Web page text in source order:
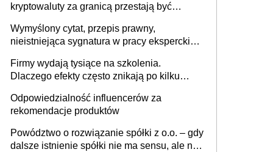
kryptowaluty za granicą przestają być
Wymyślony cytat, przepis prawny,
nieistniejąca sygnatura w pracy eksperckiej -
firmie
Firmy wydają tysiące na szkolenia.
Dlaczego efekty często znikają po kilku
Odpowiedzialność influencerów za
rekomendacje produktów
Powództwo o rozwiązanie spółki z o.o. – gdy
dalsze istnienie spółki nie ma sensu, ale nie